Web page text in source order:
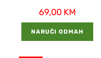
69,00 KM
NARUČI ODMAH